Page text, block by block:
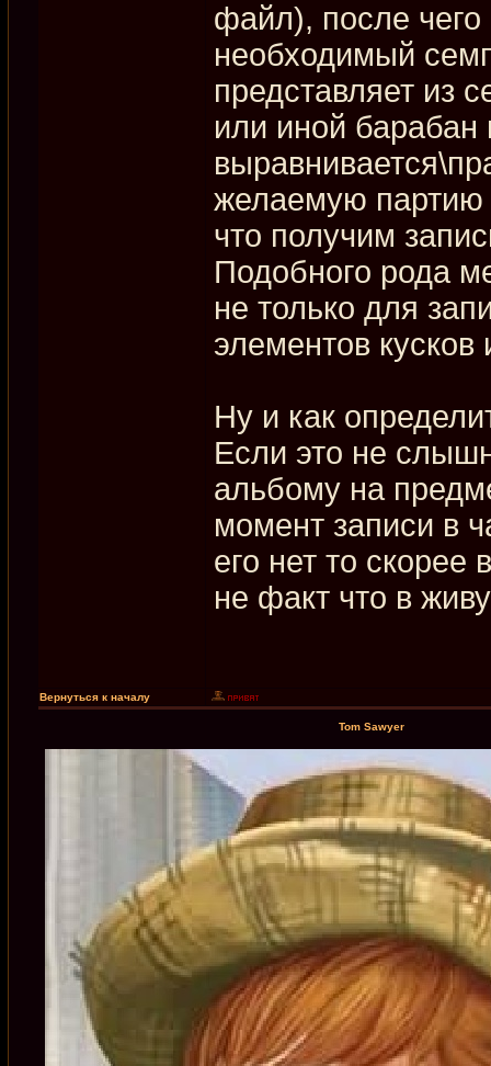
файл), после
необходимый
представляет из
или иной барабан
желаемую партию
что получим
Подобного рода
не только для
элементов кусков
Ну и как
Если это не
альбому на
момент записи в
его нет то скорее
не факт что в
Вернуться к началу
Tom Sawyer